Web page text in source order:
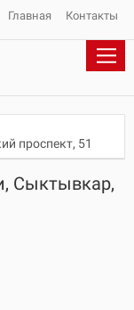
Главная Контакты
проспект, 51
Сыктывкар,